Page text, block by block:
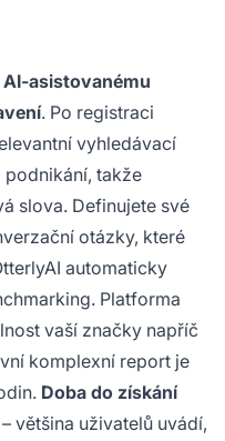
AI-asistovanému
. Po registraci
vyhledávací
takže
slova. Definujete své
otázky, které
automaticky
Platforma
vaší značky napříč
komplexní report je
Doba do získání
– většina uživatelů uvádí,